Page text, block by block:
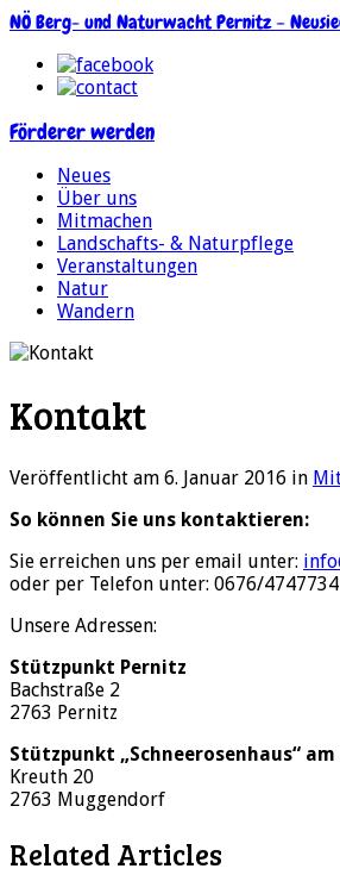
NÖ Berg- und Naturwacht Pernitz –
Förderer werden
Neues
Über uns
Mitmachen
Landschafts- & Naturpflege
Veranstaltungen
Natur
Wandern
Kontakt
Veröffentlicht am 6. Januar 2016 in
So können Sie uns kontaktieren:
Sie erreichen uns per email unter:
oder per Telefon unter: 0676/4747734
Unsere Adressen:
Stützpunkt Pernitz
Bachstraße 2
2763 Pernitz
Stützpunkt „Schneerosenhaus“ am
Kreuth 20
2763 Muggendorf
Related Articles